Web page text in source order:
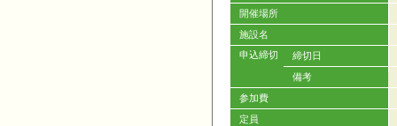
開催場所
施設名
申込締切
締切日
備考
参加費
定員